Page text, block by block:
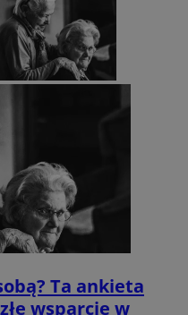
Ta ankieta
wsparcie w